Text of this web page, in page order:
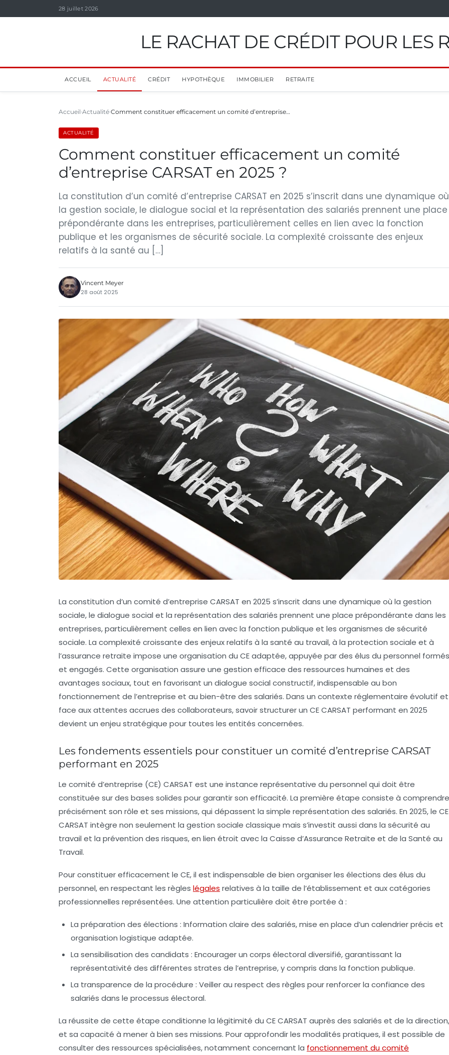
28 juillet 2026
LE RACHAT DE CRÉDIT POUR LES
ACCUEIL ACTUALITÉ CRÉDIT HYPOTHÈQUE IMMOBILIER RETRAITE
Accueil Actualité Comment constituer efficacement un comité d’entreprise…
ACTUALITÉ
Comment constituer efficacement un comité
d’entreprise CARSAT en 2025 ?
La constitution d’un comité d’entreprise CARSAT en 2025 s’inscrit dans une dynamique où
la gestion sociale, le dialogue social et la représentation des salariés prennent une place
prépondérante dans les entreprises, particulièrement celles en lien avec la fonction
publique et les organismes de sécurité sociale. La complexité croissante des enjeux
relatifs à la santé au […]
Vincent Meyer
28 août 2025
La constitution d’un comité d’entreprise CARSAT en 2025 s’inscrit dans une dynamique où la gestion
sociale, le dialogue social et la représentation des salariés prennent une place prépondérante dans les
entreprises, particulièrement celles en lien avec la fonction publique et les organismes de sécurité
sociale. La complexité croissante des enjeux relatifs à la santé au travail, à la protection sociale et à
l’assurance retraite impose une organisation du CE adaptée, appuyée par des élus du personnel formés
et engagés. Cette organisation assure une gestion efficace des ressources humaines et des
avantages sociaux, tout en favorisant un dialogue social constructif, indispensable au bon
fonctionnement de l’entreprise et au bien-être des salariés. Dans un contexte réglementaire évolutif et
face aux attentes accrues des collaborateurs, savoir structurer un CE CARSAT performant en 2025
devient un enjeu stratégique pour toutes les entités concernées.
Les fondements essentiels pour constituer un comité d’entreprise CARSAT
performant en 2025
Le comité d’entreprise (CE) CARSAT est une instance représentative du personnel qui doit être
constituée sur des bases solides pour garantir son efficacité. La première étape consiste à comprendre
précisément son rôle et ses missions, qui dépassent la simple représentation des salariés. En 2025, le CE
CARSAT intègre non seulement la gestion sociale classique mais s’investit aussi dans la sécurité au
travail et la prévention des risques, en lien étroit avec la Caisse d’Assurance Retraite et de la Santé au
Travail.
Pour constituer efficacement le CE, il est indispensable de bien organiser les élections des élus du
personnel, en respectant les règles légales relatives à la taille de l’établissement et aux catégories
professionnelles représentées. Une attention particulière doit être portée à :
La préparation des élections : Information claire des salariés, mise en place d’un calendrier précis et
organisation logistique adaptée.
La sensibilisation des candidats : Encourager un corps électoral diversifié, garantissant la
représentativité des différentes strates de l’entreprise, y compris dans la fonction publique.
La transparence de la procédure : Veiller au respect des règles pour renforcer la confiance des
salariés dans le processus électoral.
La réussite de cette étape conditionne la légitimité du CE CARSAT auprès des salariés et de la direction,
et sa capacité à mener à bien ses missions. Pour approfondir les modalités pratiques, il est possible de
consulter des ressources spécialisées, notamment concernant la fonctionnement du comité